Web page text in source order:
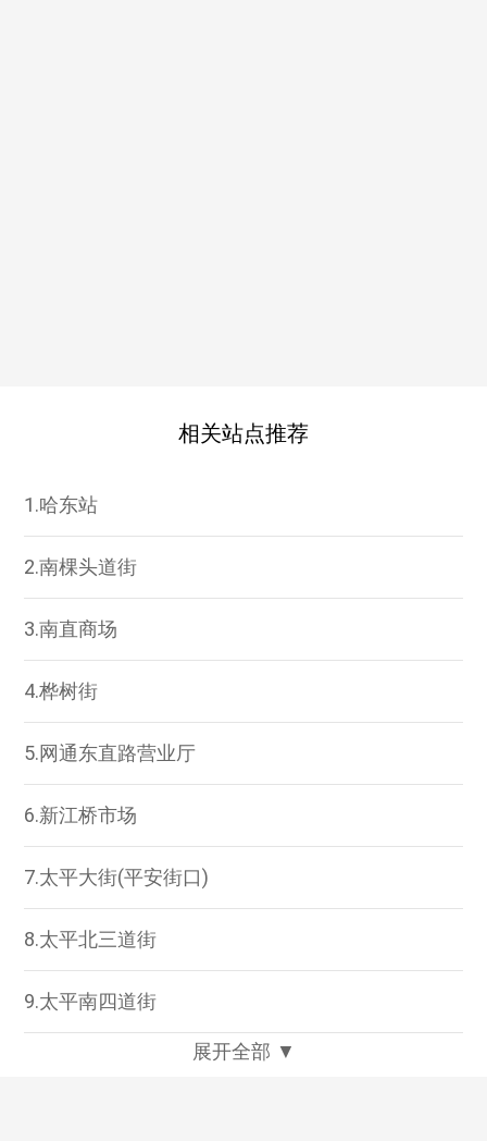
相关站点推荐
1.哈东站
2.南棵头道街
3.南直商场
4.桦树街
5.网通东直路营业厅
6.新江桥市场
7.太平大街(平安街口)
8.太平北三道街
9.太平南四道街
展开全部 ▼